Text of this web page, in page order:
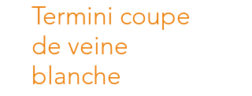
Termini coupe
de veine
blanche